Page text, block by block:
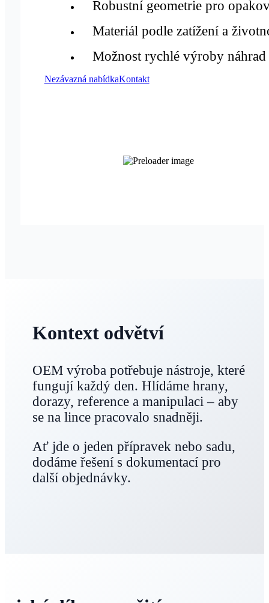
Robustní geometrie pro
Materiál podle zatížení a
Možnost rychlé výroby náhrad
Nezávazná nabídkaKontakt
Kontext odvětví
OEM výroba potřebuje nástroje, které
fungují každý den. Hlídáme hrany,
dorazy, reference a manipulaci – aby
se na lince pracovalo snadněji.
Ať jde o jeden přípravek nebo sadu,
dodáme řešení s dokumentací pro
další objednávky.